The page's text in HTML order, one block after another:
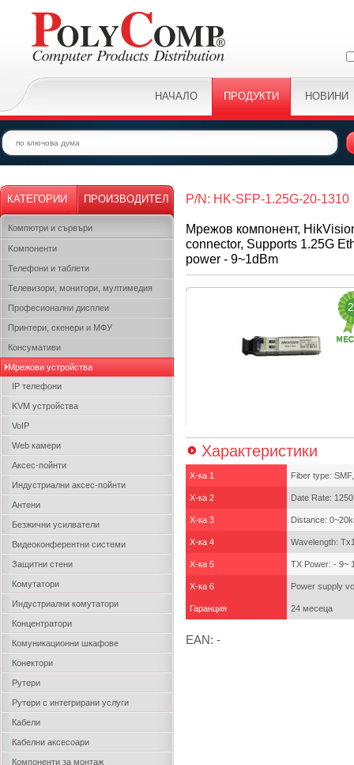
НАЧАЛО ПРОДУКТИ НОВИНИ
КАТЕГОРИИ ПРОИЗВОДИТЕЛ
Компютри и сървъри
Kомпоненти
Телефони и таблети
Телевизори, монитори, мултимедия
Професионални дисплеи
Принтери, скенери и МФУ
Консумативи
Мрежови устройства
IP телефони
KVM устройства
VoIP
Web камери
Аксес-пойнти
Индустриални аксес-пойнти
Антени
Безжични усилватели
Видеоконферентни системи
Защитни стени
Комутатори
Индустриални комутатори
Концентратори
Комуникационни шкафове
Конектори
Рутери
Рутери с интегрирани услуги
Кабели
Кабелни аксесоари
Компоненти за монтаж
P/N: HK-SFP-1.25G-20-1310
Мрежов компонент,
connector, Supports 1.25G
power - 9~1dBm
Характеристики
Х-ка 1 Fiber type:
Х-ка 2 Date Rate:
Х-ка 3 Distance:
Х-ка 4 Wavelength:
Х-ка 5 TX Power: - 9~
Х-ка 6 Power supply
Гаранция 24 месеца
EAN: -